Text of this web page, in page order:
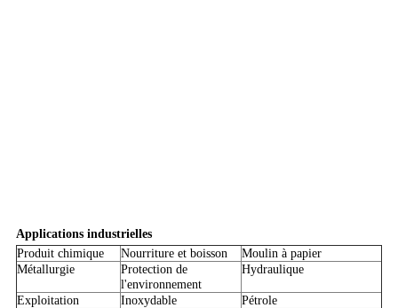
Applications industrielles
Produit chimique
Nourriture et boisson
Moulin à papier
Métallurgie
Protection de
l'environnement
Hydraulique
Exploitation Inoxydable
Pétrole